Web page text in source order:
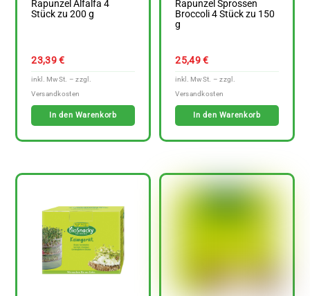
Rapunzel Alfalfa 4
Stück zu 200 g
23,39€
In den Warenkorb
Rapunzel Sprossen
Broccoli 4 Stück zu 150
g
25,49€
In den Warenkorb